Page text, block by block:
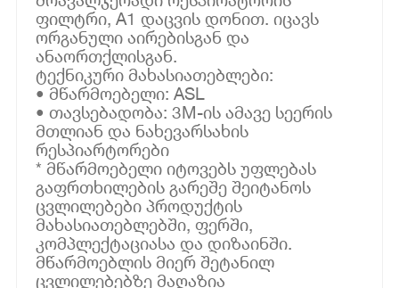
ფილტრი, A1 დაცვის დონით. იცავს
ორგანული აირებისგან და
ანაორთქლისგან.
ტექნიკური მახასიათებლები:
• მწარმოებელი: ASL
• თავსებადობა: 3M-ის ამავე სეერის
მთლიან და ნახევარსახის
რესპიარტორები
* მწარმოებელი იტოვებს უფლებას
გაფრთხილების გარეშე შეიტანოს
ცვლილებები პროდუქტის
მახასიათებლებში, ფერში,
კომპლექტაციასა და დიზაინში.
მწარმოებლის მიერ შეტანილ
ცვლილებებზე მაღაზია